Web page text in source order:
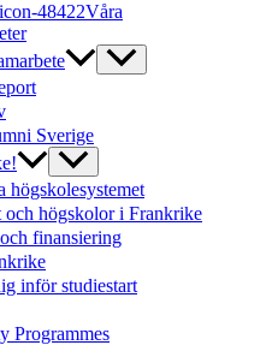
Våra
Sverige
högskolesystemet
och högskolor i Frankrike
finansiering
inför studiestart
Programmes